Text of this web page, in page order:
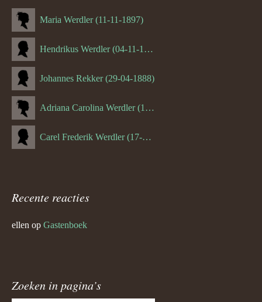
Maria Werdler (11-11-1897)
Hendrikus Werdler (04-11-1904)
Johannes Rekker (29-04-1888)
Adriana Carolina Werdler (18-02-1884)
Carel Frederik Werdler (17-06-1893)
Recente reacties
ellen op Gastenboek
Zoeken in pagina’s